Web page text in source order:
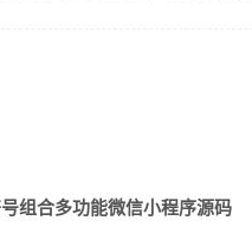
组合多功能微信小程序源码